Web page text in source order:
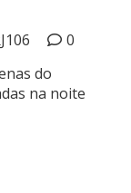
0
do
na noite